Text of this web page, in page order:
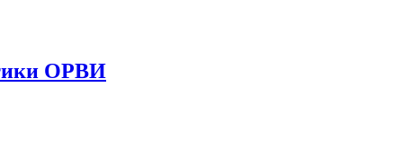
ОРВИ